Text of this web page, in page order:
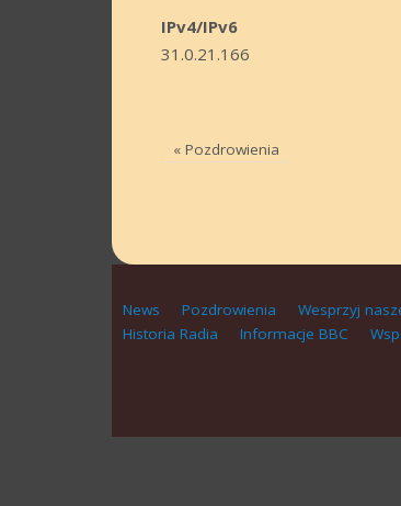
IPv4/IPv6
31.0.21.166
«Pozdrowienia
News Pozdrowienia Wesprzyj
Historia Radia
Informacje BBC